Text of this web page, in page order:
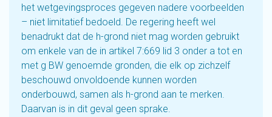
het wetgevingsproces gegeven nadere voorbeelden
– niet limitatief bedoeld. De regering heeft wel
benadrukt dat de h-grond niet mag worden gebruikt
om enkele van de in artikel 7:669 lid 3 onder a tot en
met g BW genoemde gronden, die elk op zichzelf
beschouwd onvoldoende kunnen worden
onderbouwd, samen als h-grond aan te merken.
Daarvan is in dit geval geen sprake.